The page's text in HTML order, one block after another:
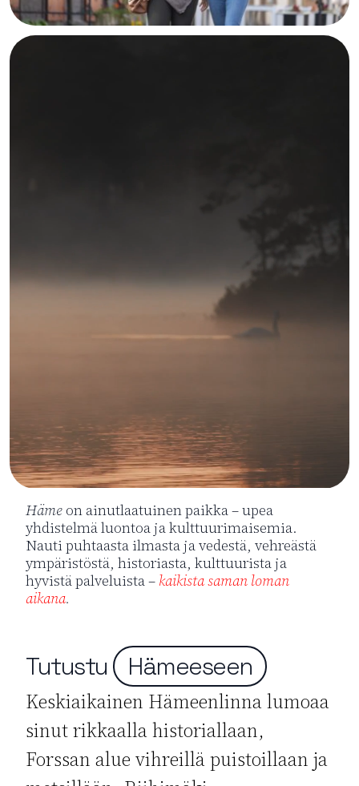
Häme on ainutlaatuinen paikka – upea
yhdistelmä luontoa ja kulttuurimaisemia.
Nauti puhtaasta ilmasta ja vedestä, vehreästä
ympäristöstä, historiasta, kulttuurista ja
hyvistä palveluista – kaikista saman loman
aikana.
Tutustu Hämeeseen
Keskiaikainen Hämeenlinna lumoaa
sinut rikkaalla historiallaan,
Forssan alue vihreillä puistoillaan ja